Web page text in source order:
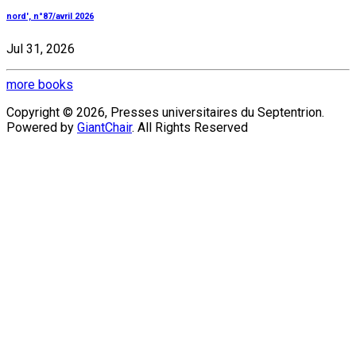
nord', n°87/avril 2026
Jul 31, 2026
more books
Copyright © 2026, Presses universitaires du Septentrion.
Powered by GiantChair. All Rights Reserved